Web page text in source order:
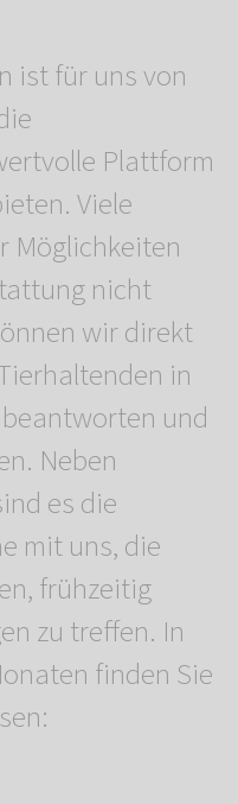
ist für uns von
Plattform
Viele
Möglichkeiten
nicht
wir direkt
in
und
Neben
es die
mit uns, die
frühzeitig
zu treffen. In
finden Sie